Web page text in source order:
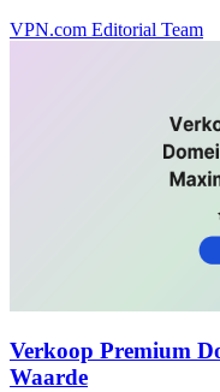
VPN.com Editorial Team
Verkoop Premium
Waarde